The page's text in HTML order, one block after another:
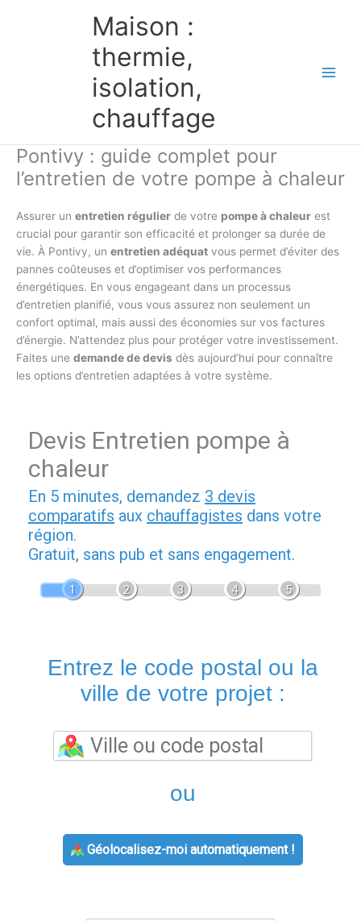
Maison :
thermie,
isolation,
chauffage
Pontivy : guide complet pour
l’entretien de votre pompe à chaleur
Assurer un entretien régulier de votre pompe à chaleur est
crucial pour garantir son efficacité et prolonger sa durée de
vie. À Pontivy, un entretien adéquat vous permet d’éviter des
pannes coûteuses et d’optimiser vos performances
énergétiques. En vous engageant dans un processus
d’entretien planifié, vous vous assurez non seulement un
confort optimal, mais aussi des économies sur vos factures
d’énergie. N’attendez plus pour protéger votre investissement.
Faites une demande de devis dès aujourd’hui pour connaître
les options d’entretien adaptées à votre système.
Devis Entretien pompe à
chaleur
En 5 minutes, demandez 3 devis
comparatifs aux chauffagistes dans votre
région.
Gratuit, sans pub et sans engagement.
1 2 3 4 5
Entrez le code postal ou la
ville de votre projet :
ou
Géolocalisez-moi automatiquement !